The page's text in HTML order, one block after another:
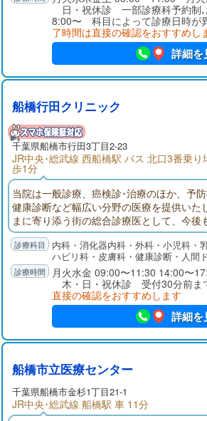
日・祝休診 一部診療科予約制
8:00〜 科目によって診療日時が
了時間は直接の確認をおすすめし
詳細を
船橋行田クリニック
千葉県船橋市行田3丁目2-23
JR中央･総武線 西船橋駅 バス 北口3番乗り
歩1分
当院は一般診療、癌検診･治療のほか、予防
健康診断など幅広い分野の医療を提供いた
まに寄り添う街の総合診療医として、今後
ります。どうぞご来院のうえ、ご相談くだ
内科・消化器内科・外科・小児科・
ハビリ科・皮膚科・健康診断・人間
月火水金 09:00〜11:30 14:00〜
木・日・祝休診 受付30分前
直接の確認をおすすめします
詳細を
船橋市立医療センター
千葉県船橋市金杉1丁目21-1
JR中央･総武線 船橋駅 車 11分